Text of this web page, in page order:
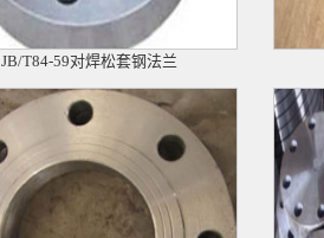
JB/T84-59对焊松套钢法兰